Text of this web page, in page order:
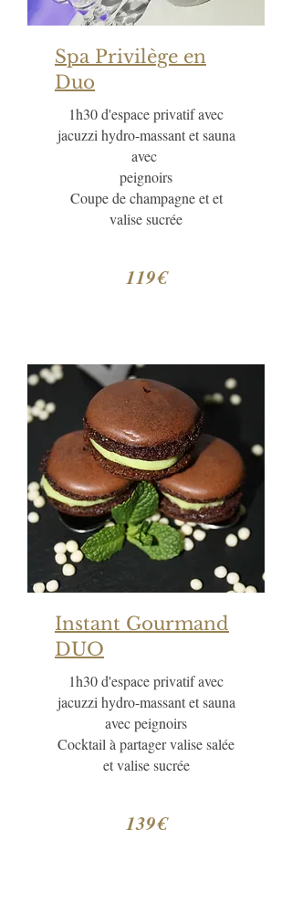
Spa Privilège en
Duo
1h30 d'espace privatif avec
jacuzzi hydro-massant et sauna
avec
peignoirs
Coupe de champagne et et
valise sucrée
119€
Instant Gourmand
DUO
1h30 d'espace privatif avec
jacuzzi hydro-massant et sauna
avec peignoirs
Cocktail à partager valise salée
et valise sucrée
139€